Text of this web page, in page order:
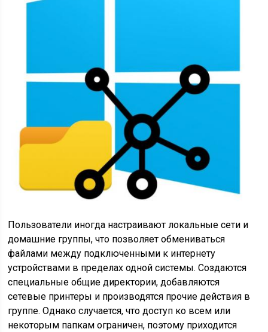
Пользователи иногда настраивают локальные сети и
домашние группы, что позволяет обмениваться
файлами между подключенными к интернету
устройствами в пределах одной системы. Создаются
специальные общие директории, добавляются
сетевые принтеры и производятся прочие действия в
группе. Однако случается, что доступ ко всем или
некоторым папкам ограничен, поэтому приходится